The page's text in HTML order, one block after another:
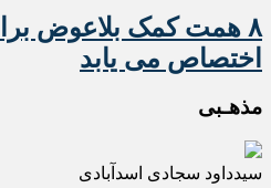
۸ همت کمک بلاعوض
اختصاص می یابد
مذهـبی
سیدداود سجادی اسدآبادی